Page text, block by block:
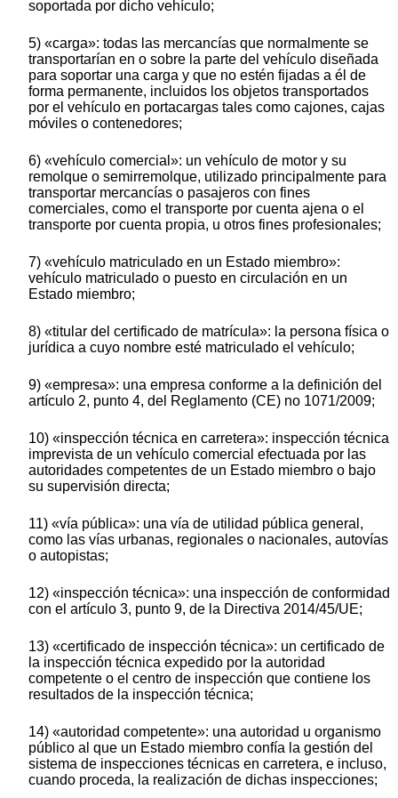
soportada por dicho vehículo;
5) «carga»: todas las mercancías que normalmente se
transportarían en o sobre la parte del vehículo diseñada
para soportar una carga y que no estén fijadas a él de
forma permanente, incluidos los objetos transportados
por el vehículo en portacargas tales como cajones, cajas
móviles o contenedores;
6) «vehículo comercial»: un vehículo de motor y su
remolque o semirremolque, utilizado principalmente para
transportar mercancías o pasajeros con fines
comerciales, como el transporte por cuenta ajena o el
transporte por cuenta propia, u otros fines profesionales;
7) «vehículo matriculado en un Estado miembro»:
vehículo matriculado o puesto en circulación en un
Estado miembro;
8) «titular del certificado de matrícula»: la persona física o
jurídica a cuyo nombre esté matriculado el vehículo;
9) «empresa»: una empresa conforme a la definición del
artículo 2, punto 4, del Reglamento (CE) no 1071/2009;
10) «inspección técnica en carretera»: inspección técnica
imprevista de un vehículo comercial efectuada por las
autoridades competentes de un Estado miembro o bajo
su supervisión directa;
11) «vía pública»: una vía de utilidad pública general,
como las vías urbanas, regionales o nacionales, autovías
o autopistas;
12) «inspección técnica»: una inspección de conformidad
con el artículo 3, punto 9, de la Directiva 2014/45/UE;
13) «certificado de inspección técnica»: un certificado de
la inspección técnica expedido por la autoridad
competente o el centro de inspección que contiene los
resultados de la inspección técnica;
14) «autoridad competente»: una autoridad u organismo
público al que un Estado miembro confía la gestión del
sistema de inspecciones técnicas en carretera, e incluso,
cuando proceda, la realización de dichas inspecciones;